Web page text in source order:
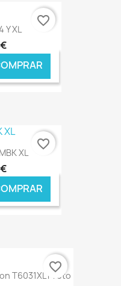
€ ONLINE
Y XL
€ ONLINE
favorite_border
XL
€ ONLINE
favorite_border
T6031XL Preto
favorite_border